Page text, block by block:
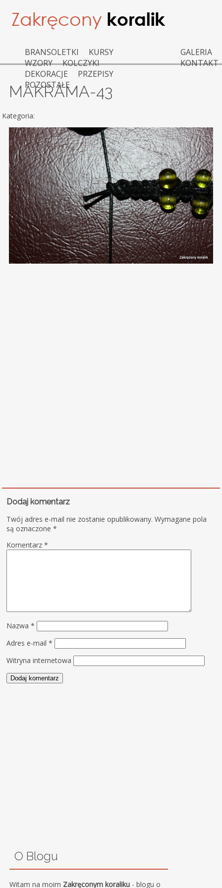
BRANSOLETKI
KURSY
WZORY
KOLCZYKI
DEKORACJE
PRZEPISY
POZOSTAŁE
GALERIA
KONTAKT
MAKRAMA-43
Kategoria:
Dodaj komentarz
Twój adres e-mail nie zostanie opublikowany. Wymagane pola
są oznaczone*
Komentarz*
Nazwa*
Adres e-mail*
Witryna internetowa
O Blogu
Witam na moim Zakręconym koraliku - blogu o